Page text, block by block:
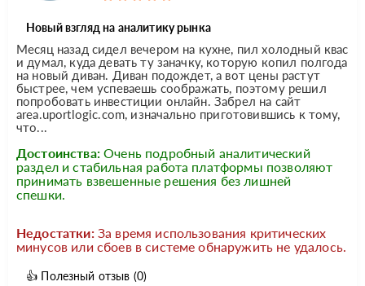
Новый взгляд на аналитику рынка
Месяц назад сидел вечером на кухне, пил холодный квас
и думал, куда девать ту заначку, которую копил полгода
на новый диван. Диван подождет, а вот цены растут
быстрее, чем успеваешь соображать, поэтому решил
попробовать инвестиции онлайн. Забрел на сайт
area.uportlogic.com, изначально приготовившись к тому,
что...
Достоинства: Очень подробный аналитический
раздел и стабильная работа платформы позволяют
принимать взвешенные решения без лишней
спешки.
Недостатки: За время использования критических
минусов или сбоев в системе обнаружить не удалось.
👍 Полезный отзыв (0)